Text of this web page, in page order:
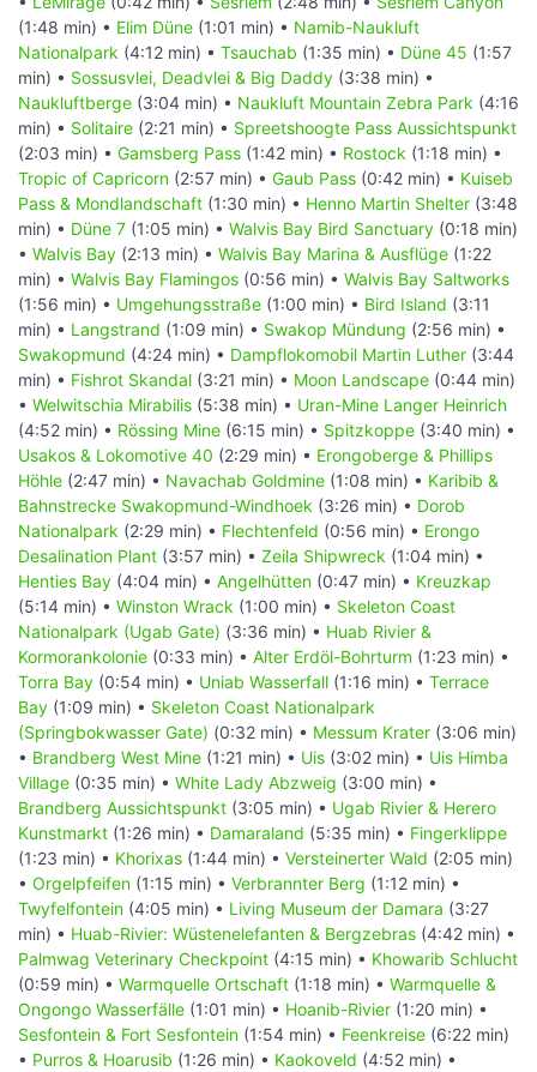
(1:48 min) • Elim Düne (1:01 min) • Namib-Naukluft
Nationalpark (4:12 min) • Tsauchab (1:35 min) • Düne 45 (1:57
min) • Sossusvlei, Deadvlei & Big Daddy (3:38 min) •
Naukluftberge (3:04 min) • Naukluft Mountain Zebra Park (4:16
min) • Solitaire (2:21 min) • Spreetshoogte Pass Aussichtspunkt
(2:03 min) • Gamsberg Pass (1:42 min) • Rostock (1:18 min) •
Tropic of Capricorn (2:57 min) • Gaub Pass (0:42 min) • Kuiseb
Pass & Mondlandschaft (1:30 min) • Henno Martin Shelter (3:48
min) • Düne 7 (1:05 min) • Walvis Bay Bird Sanctuary (0:18 min)
• Walvis Bay (2:13 min) • Walvis Bay Marina & Ausflüge (1:22
min) • Walvis Bay Flamingos (0:56 min) • Walvis Bay Saltworks
(1:56 min) • Umgehungsstraße (1:00 min) • Bird Island (3:11
min) • Langstrand (1:09 min) • Swakop Mündung (2:56 min) •
Swakopmund (4:24 min) • Dampflokomobil Martin Luther (3:44
min) • Fishrot Skandal (3:21 min) • Moon Landscape (0:44 min)
• Welwitschia Mirabilis (5:38 min) • Uran-Mine Langer Heinrich
(4:52 min) • Rössing Mine (6:15 min) • Spitzkoppe (3:40 min) •
Usakos & Lokomotive 40 (2:29 min) • Erongoberge & Phillips
Höhle (2:47 min) • Navachab Goldmine (1:08 min) • Karibib &
Bahnstrecke Swakopmund-Windhoek (3:26 min) • Dorob
Nationalpark (2:29 min) • Flechtenfeld (0:56 min) • Erongo
Desalination Plant (3:57 min) • Zeila Shipwreck (1:04 min) •
Henties Bay (4:04 min) • Angelhütten (0:47 min) • Kreuzkap
(5:14 min) • Winston Wrack (1:00 min) • Skeleton Coast
Nationalpark (Ugab Gate) (3:36 min) • Huab Rivier &
Kormorankolonie (0:33 min) • Alter Erdöl-Bohrturm (1:23 min) •
Torra Bay (0:54 min) • Uniab Wasserfall (1:16 min) • Terrace
Bay (1:09 min) • Skeleton Coast Nationalpark
(Springbokwasser Gate) (0:32 min) • Messum Krater (3:06 min)
• Brandberg West Mine (1:21 min) • Uis (3:02 min) • Uis Himba
Village (0:35 min) • White Lady Abzweig (3:00 min) •
Brandberg Aussichtspunkt (3:05 min) • Ugab Rivier & Herero
Kunstmarkt (1:26 min) • Damaraland (5:35 min) • Fingerklippe
(1:23 min) • Khorixas (1:44 min) • Versteinerter Wald (2:05 min)
• Orgelpfeifen (1:15 min) • Verbrannter Berg (1:12 min) •
Twyfelfontein (4:05 min) • Living Museum der Damara (3:27
min) • Huab-Rivier: Wüstenelefanten & Bergzebras (4:42 min) •
Palmwag Veterinary Checkpoint (4:15 min) • Khowarib Schlucht
(0:59 min) • Warmquelle Ortschaft (1:18 min) • Warmquelle &
Ongongo Wasserfälle (1:01 min) • Hoanib-Rivier (1:20 min) •
Sesfontein & Fort Sesfontein (1:54 min) • Feenkreise (6:22 min)
• Purros & Hoarusib (1:26 min) • Kaokoveld (4:52 min) •